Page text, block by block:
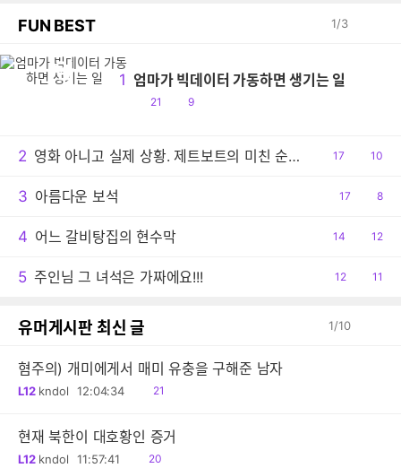
FUN BEST 1/3
1 엄마가 빅데이터 가동하면 생기는 일
공
21
댓
9
엄
2 영화 아니고 실제 상황. 제트보트의 미친 순발력
공
17
댓
10
3 아름다운 보석
공
17
댓
8
4 어느 갈비탕집의 현수막
공
14
댓
12
5 주인님 그 녀석은 가짜에요!!!
공
12
댓
11
유머게시판 최신 글 1/10
혐주의) 개미에게서 매미 유충을 구해준 남자
L12 kndol 12:04:34
읽
21
현재 북한이 대호황인 증거
L12 kndol 11:57:41
읽
20